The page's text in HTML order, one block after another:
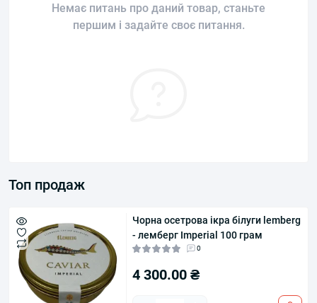
Немає питань про даний товар, станьте
першим і задайте своє питання.
Топ продаж
Чорна осетрова ікра білуги lemberg
- лемберг Imperial 100 грам
0
4 300.00 ₴